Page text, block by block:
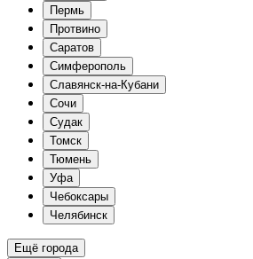
Пермь
Протвино
Саратов
Симферополь
Славянск-на-Кубани
Сочи
Судак
Томск
Тюмень
Уфа
Чебоксары
Челябинск
Ещё города